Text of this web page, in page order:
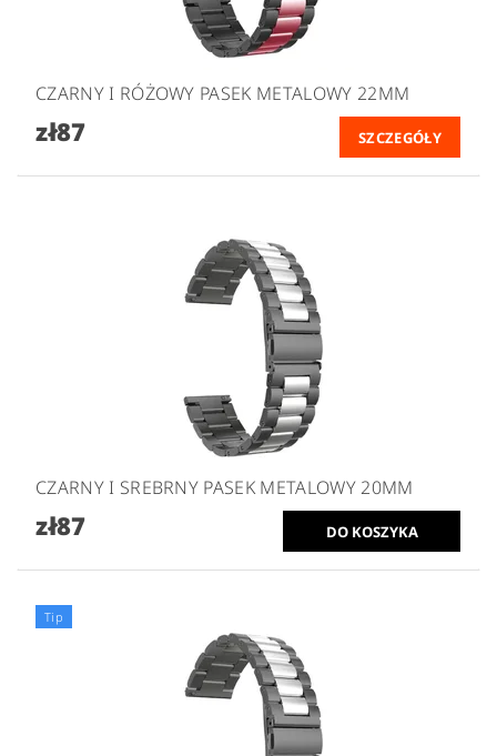
CZARNY I RÓŻOWY PASEK METALOWY 22MM
zł87 SZCZEGÓŁY
CZARNY I SREBRNY PASEK METALOWY 20MM
zł87
Tip